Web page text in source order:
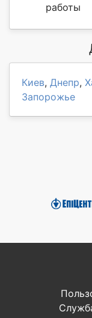
работы
Киев, Днепр,
Запорожье